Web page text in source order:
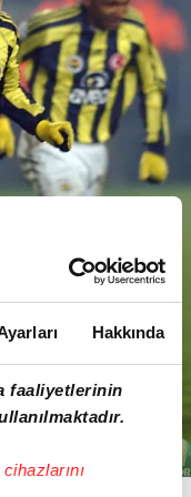
Hakkında
faaliyetlerinin